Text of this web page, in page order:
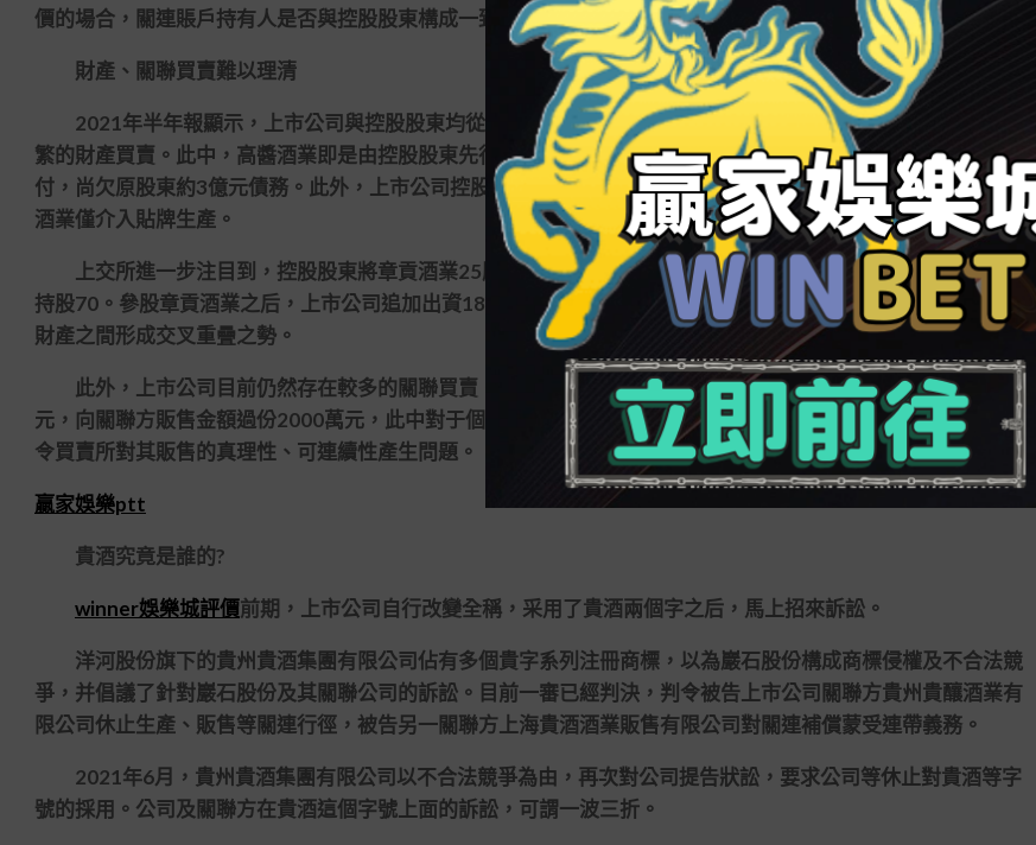
價的場合，關連賬戶持有人是否與控股股東構成一致舉動人，是否存在應用背後原因信息違規買賣情境。
財產、關聯買賣難以理清
2021年半年報顯示，上市公司與控股股東均從事白酒業務，環繞白酒業務，控股股東與上市公司之間存在頻
繁的財產買賣。此中，高醬酒業即是由控股股東先行收購之后贈送上市公司。然而，高醬酒業存在大額其他應支
付，尚欠原股東約3億元債務。此外，上市公司控股股東的產物貴十六代也帶貴字，卻不是上市公司的財產，高醬
酒業僅介入貼牌生產。
上交所進一步注目到，控股股東將章貢酒業25股權轉讓給了公司，但控股股東仍然保有章貢酒業的管理權，
持股70。參股章貢酒業之后，上市公司追加出資1800萬元，與其共同設立合資公司，上市公司與控股股東所管理
財產之間形成交叉重疊之勢。
此外，上市公司目前仍然存在較多的關聯買賣。依據2021年半年報，公司向關聯方采購商品金額過份3000萬
元，向關聯方販售金額過份2000萬元，此中對于個體的關聯方既有販售又有采購。如此的財產買賣和關聯買賣，
令買賣所對其販售的真理性、可連續性產生問題。
贏家娛樂ptt
貴酒究竟是誰的?
winner娛樂城評價前期，上市公司自行改變全稱，采用了貴酒兩個字之后，馬上招來訴訟。
洋河股份旗下的貴州貴酒集團有限公司佔有多個貴字系列注冊商標，以為巖石股份構成商標侵權及不合法競
爭，并倡議了針對巖石股份及其關聯公司的訴訟。目前一審已經判決，判令被告上市公司關聯方貴州貴釀酒業有
限公司休止生產、販售等關連行徑，被告另一關聯方上海貴酒酒業販售有限公司對關連補償蒙受連帶義務。
2021年6月，貴州貴酒集團有限公司以不合法競爭為由，再次對公司提告狀訟，要求公司等休止對貴酒等字
號的採用。公司及關聯方在貴酒這個字號上面的訴訟，可謂一波三折。